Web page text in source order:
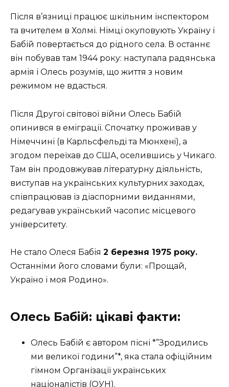
Після в’язниці працює шкільним інспектором
та вчителем в Холмі. Німці окуповують Україну і
Бабій повертається до рідного села. В останнє
він побував там 1944 року: наступала радянська
армія і Олесь розумів, що життя з новим
режимом не вдасться.
Після Другої світової війни Олесь Бабій
опинився в еміграції. Спочатку проживав у
Німеччині (в Карльсфельдi та Мюнхенi), а
згодом переїхав до США, оселившись у Чикаго.
Там він продовжував літературну діяльність,
виступав на українських культурних заходах,
співпрацював із діаспорними виданнями,
редагував український часопис місцевого
університету.
Не стало Олеся Бабія 2 березня 1975 року.
Останніми його словами були: «Прощай,
Україно і моя Родино».
Олесь Бабій: цікаві факти:
Олесь Бабій є автором пісні *”Зродились
ми великої години”*, яка стала офіційним
гімном Організації українських
націоналістів (ОУН).